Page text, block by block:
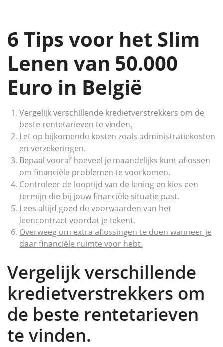
6 Tips voor het Slim
Lenen van 50.000
Euro in België
Vergelijk verschillende kredietverstrekkers om de
beste rentetarieven te vinden.
Let op bijkomende kosten zoals administratiekosten
en verzekeringen.
Bepaal vooraf hoeveel je maandelijks kunt aflossen
om financiële problemen te voorkomen.
Controleer de looptijd van de lening en kies een
termijn die bij jouw financiële situatie past.
Lees altijd goed de voorwaarden van het
leencontract voordat je tekent.
Overweeg om extra aflossingen te doen wanneer je
daar financiële ruimte voor hebt.
Vergelijk verschillende
kredietverstrekkers om
de beste rentetarieven
te vinden.